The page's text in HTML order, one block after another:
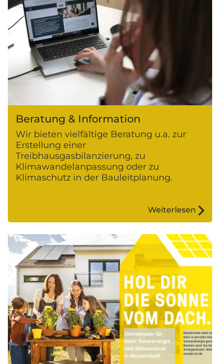
Beratung & Information
Wir bieten vielfältige Beratung u.a. zur
Erstellung einer
Treibhausgasbilanzierung, zu
Klimawandelanpassung oder zu
Klimaschutz in der Bauleitplanung.
Weiterlesen